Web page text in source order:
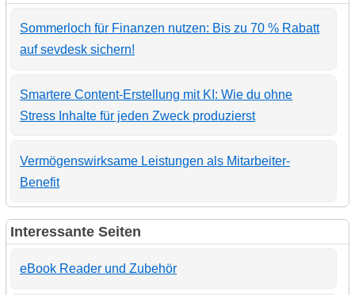
Sommerloch für Finanzen nutzen: Bis zu 70 % Rabatt
auf sevdesk sichern!
Smartere Content-Erstellung mit KI: Wie du ohne
Stress Inhalte für jeden Zweck produzierst
Vermögenswirksame Leistungen als Mitarbeiter-
Benefit
Interessante Seiten
eBook Reader und Zubehör